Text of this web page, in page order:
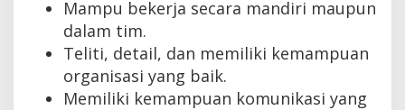
Mampu bekerja secara mandiri maupun
dalam tim.
Teliti, detail, dan memiliki kemampuan
organisasi yang baik.
Memiliki kemampuan komunikasi yang